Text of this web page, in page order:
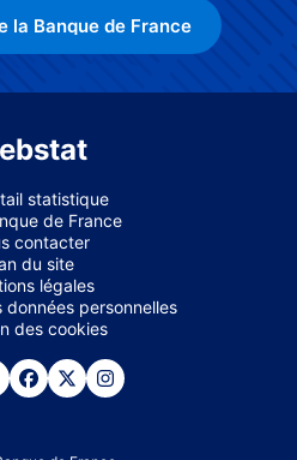
la Banque de France
statistique
de France
contacter
du site
légales
données personnelles
des cookies